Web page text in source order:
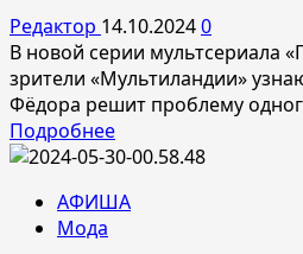
Москве:
красиво,
стильно
и
эпично!
Редактор 14.10.20240
В новой серии мультсериала
зрители «Мультиландии»
Фёдора решит проблему
ПодробнееПрочитать
больше
Что
АФИША
Мода